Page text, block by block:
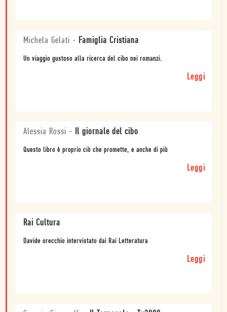
Michela Gelati - Famiglia Cristiana
Un viaggio gustoso alla ricerca del cibo nei romanzi.
Leggi
Alessia Rossi - Il giornale del cibo
Questo libro è proprio ciò che promette, e anche di più
Leggi
Rai Cultura
Davide orecchio intervistato dai Rai Letteratura
Leggi